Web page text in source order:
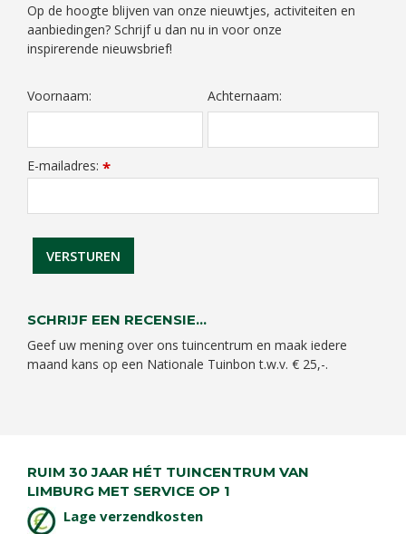
Op de hoogte blijven van onze nieuwtjes, activiteiten en
aanbiedingen? Schrijf u dan nu in voor onze
inspirerende nieuwsbrief!
Voornaam: Achternaam:
E-mailadres: *
SCHRIJF EEN RECENSIE...
Geef uw mening over ons tuincentrum en maak iedere
maand kans op een Nationale Tuinbon t.w.v. € 25,-.
RUIM 30 JAAR HÉT TUINCENTRUM VAN
LIMBURG MET SERVICE OP 1
Lage verzendkosten